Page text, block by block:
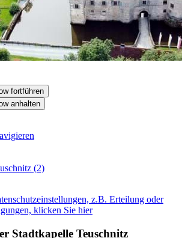
fortführen
anhalten
(2)
z.B. Erteilung oder
klicken Sie hier
Stadtkapelle Teuschnitz